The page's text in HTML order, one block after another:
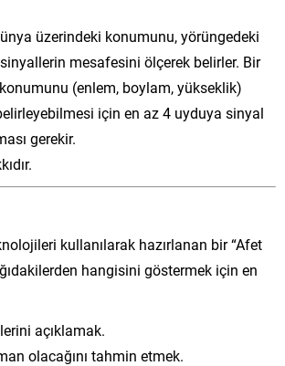
üzerindeki konumunu, yörüngedeki
mesafesini ölçerek belirler. Bir
konumunu (enlem, boylam, yükseklik)
için en az 4 uyduya sinyal
gerekir.
kullanılarak hazırlanan bir “Afet
hangisini göstermek için en
açıklamak.
olacağını tahmin etmek.